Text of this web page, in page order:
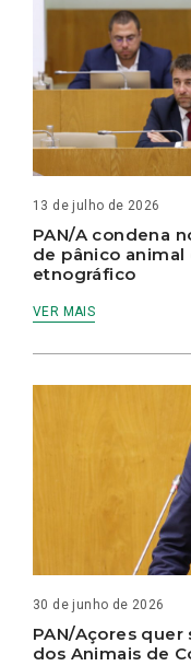
13 de julho de 2026
PAN/A condena
de pânico
etnográfico
VER MAIS
30 de junho de 2026
PAN/Açores
dos Animais de